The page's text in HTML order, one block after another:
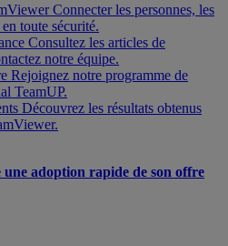
Connecter les personnes, les
toute sécurité.
Consultez les articles de
notre équipe.
Rejoignez notre programme de
TeamUP.
Découvrez les résultats obtenus
adoption rapide de son offre